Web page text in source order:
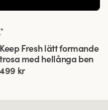
Ny produkt
Keep Fresh lätt formande
trosa med hellånga ben
499 kr